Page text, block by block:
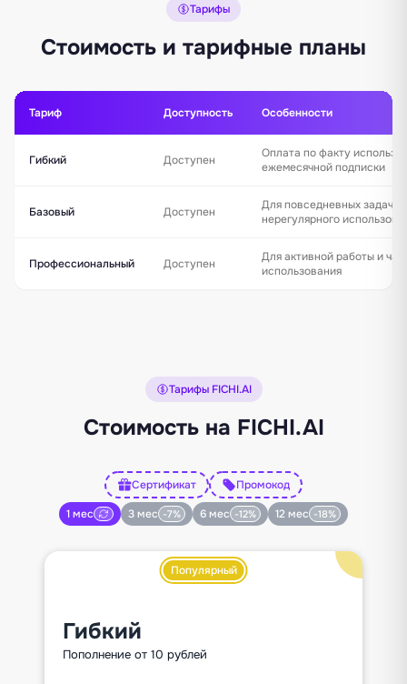
Тарифы
Стоимость и тарифные планы
Тариф Доступность Особенности
Гибкий Доступен
Оплата по факту
ежемесячной подписки
Базовый Доступен
Для повседневных задач и
нерегулярного
Профессиональный Доступен
Для активной работы и
использования
Тарифы FICHI.AI
Стоимость на FICHI.AI
Сертификат
1 мес
3 мес -7% 6 мес -12% 12 мес -18%
Промокод
Популярный
Гибкий
Пополнение от 10 рублей